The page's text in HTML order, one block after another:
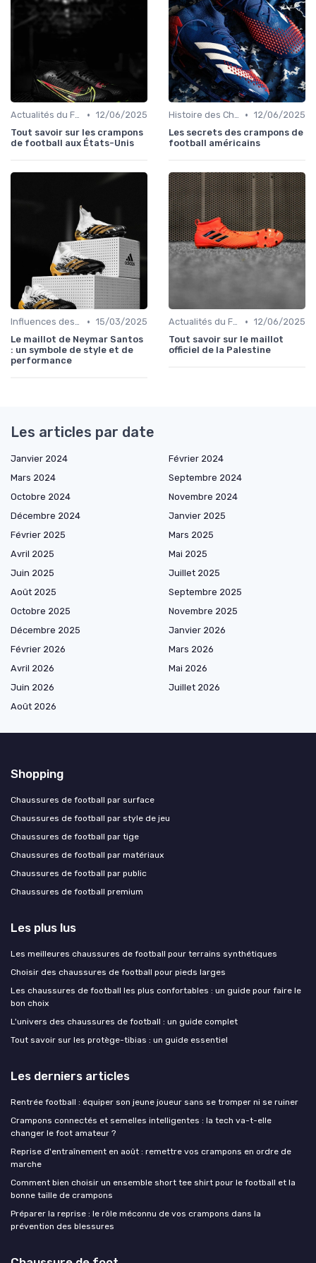
Actualités du Football et Nouveautés • 12/06/2025
Tout savoir sur les crampons
de football aux États-Unis
Histoire des Chaussures de Football • 12/06/2025
Les secrets des crampons de
football américains
Influences des Joueurs Professionnels • 15/03/2025
Le maillot de Neymar Santos
: un symbole de style et de
performance
Actualités du Football et Nouveautés • 12/06/2025
Tout savoir sur le maillot
officiel de la Palestine
Les articles par date
Janvier 2024
Février 2024
Mars 2024
Septembre 2024
Octobre 2024
Novembre 2024
Décembre 2024
Janvier 2025
Février 2025
Mars 2025
Avril 2025
Mai 2025
Juin 2025
Juillet 2025
Août 2025
Septembre 2025
Octobre 2025
Novembre 2025
Décembre 2025
Janvier 2026
Février 2026
Mars 2026
Avril 2026
Mai 2026
Juin 2026
Juillet 2026
Août 2026
Shopping
Chaussures de football par surface
Chaussures de football par style de jeu
Chaussures de football par tige
Chaussures de football par matériaux
Chaussures de football par public
Chaussures de football premium
Les plus lus
Les meilleures chaussures de football pour terrains synthétiques
Choisir des chaussures de football pour pieds larges
Les chaussures de football les plus confortables : un guide pour faire le
bon choix
L'univers des chaussures de football : un guide complet
Tout savoir sur les protège-tibias : un guide essentiel
Les derniers articles
Rentrée football : équiper son jeune joueur sans se tromper ni se ruiner
Crampons connectés et semelles intelligentes : la tech va-t-elle
changer le foot amateur ?
Reprise d'entraînement en août : remettre vos crampons en ordre de
marche
Comment bien choisir un ensemble short tee shirt pour le football et la
bonne taille de crampons
Préparer la reprise : le rôle méconnu de vos crampons dans la
prévention des blessures